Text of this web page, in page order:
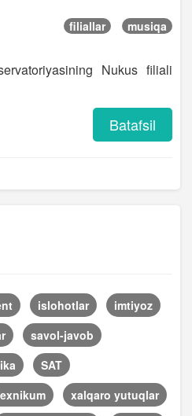
filiallar musiqa
Nukus filiali
Batafsil
islohotlar
imtiyoz
savol-javob
SAT
xalqaro yutuqlar